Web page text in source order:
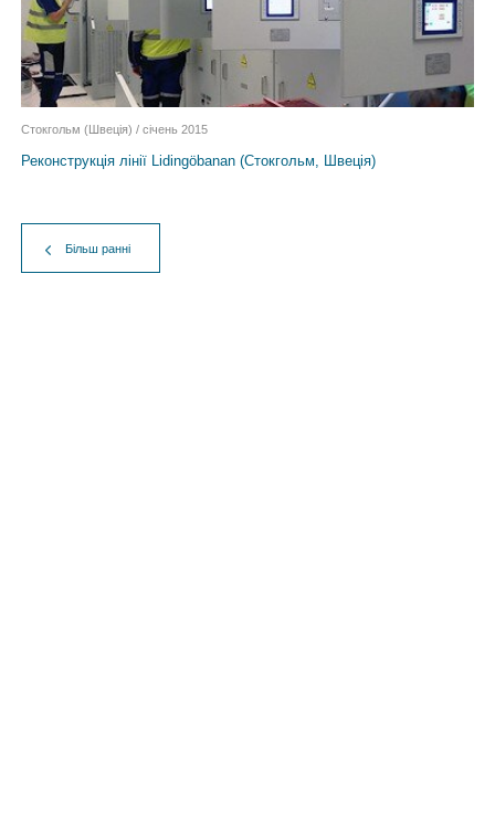
Реконструкція лінії Lidingöbanan (Стокгольм, Швеція)
Стокгольм (Швеція) / січень 2015
Більш ранні